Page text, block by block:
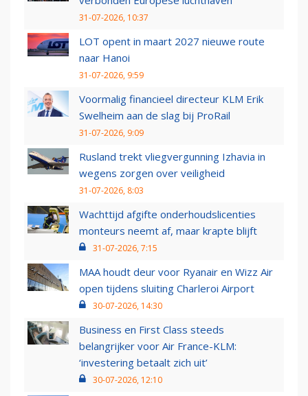
31-07-2026, 10:37
LOT opent in maart 2027 nieuwe route
naar Hanoi
31-07-2026, 9:59
Voormalig financieel directeur KLM Erik
Swelheim aan de slag bij ProRail
31-07-2026, 9:09
Rusland trekt vliegvergunning Izhavia in
wegens zorgen over veiligheid
31-07-2026, 8:03
Wachttijd afgifte onderhoudslicenties
monteurs neemt af, maar krapte blijft
31-07-2026, 7:15
MAA houdt deur voor Ryanair en Wizz Air
open tijdens sluiting Charleroi Airport
30-07-2026, 14:30
Business en First Class steeds
belangrijker voor Air France-KLM:
‘investering betaalt zich uit’
30-07-2026, 12:10